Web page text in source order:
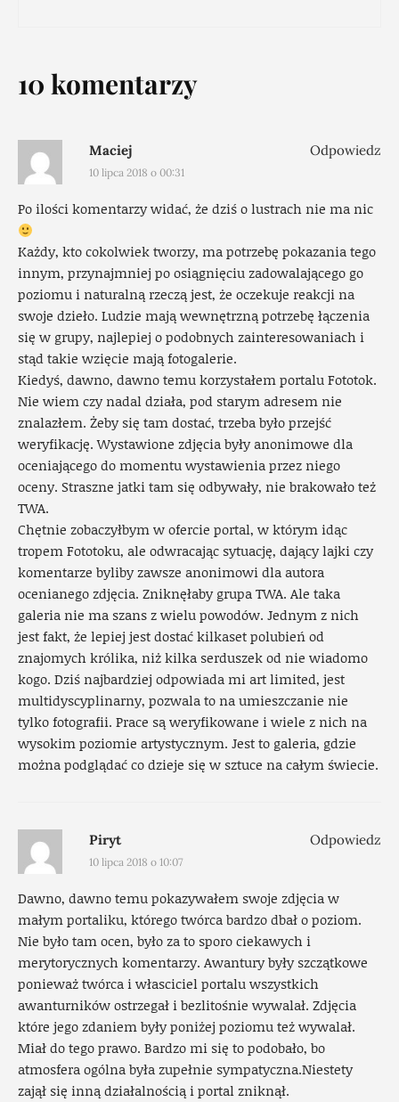
10 komentarzy
Maciej
10 lipca 2018 o 00:31
Po ilości komentarzy widać, że dziś o lustrach nie ma nic
Każdy, kto cokolwiek tworzy, ma potrzebę pokazania tego
innym, przynajmniej po osiągnięciu zadowalającego go
poziomu i naturalną rzeczą jest, że oczekuje reakcji na
swoje dzieło. Ludzie mają wewnętrzną potrzebę łączenia
się w grupy, najlepiej o podobnych zainteresowaniach i
stąd takie wzięcie mają fotogalerie.
Kiedyś, dawno, dawno temu korzystałem portalu Fototok.
Nie wiem czy nadal działa, pod starym adresem nie
znalazłem. Żeby się tam dostać, trzeba było przejść
weryfikację. Wystawione zdjęcia były anonimowe dla
oceniającego do momentu wystawienia przez niego
oceny. Straszne jatki tam się odbywały, nie brakowało też
TWA.
Chętnie zobaczyłbym w ofercie portal, w którym idąc
tropem Fototoku, ale odwracając sytuację, dający lajki czy
komentarze byliby zawsze anonimowi dla autora
ocenianego zdjęcia. Zniknęłaby grupa TWA. Ale taka
galeria nie ma szans z wielu powodów. Jednym z nich
jest fakt, że lepiej jest dostać kilkaset polubień od
znajomych królika, niż kilka serduszek od nie wiadomo
kogo. Dziś najbardziej odpowiada mi art limited, jest
multidyscyplinarny, pozwala to na umieszczanie nie
tylko fotografii. Prace są weryfikowane i wiele z nich na
wysokim poziomie artystycznym. Jest to galeria, gdzie
można podglądać co dzieje się w sztuce na całym świecie.
Odpowiedz
Piryt
10 lipca 2018 o 10:07
Dawno, dawno temu pokazywałem swoje zdjęcia w
małym portaliku, którego twórca bardzo dbał o poziom.
Nie było tam ocen, było za to sporo ciekawych i
merytorycznych komentarzy. Awantury były szczątkowe
ponieważ twórca i własciciel portalu wszystkich
awanturników ostrzegał i bezlitośnie wywalał. Zdjęcia
które jego zdaniem były poniżej poziomu też wywalał.
Miał do tego prawo. Bardzo mi się to podobało, bo
atmosfera ogólna była zupełnie sympatyczna.Niestety
zajął się inną działalnością i portal zniknął.
Odpowiedz